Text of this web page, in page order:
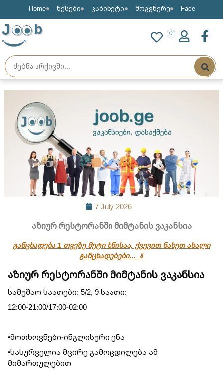
Home წესები კაბინეტი მოგვწერე Face
J b 0
7 July 2026
აზიურ რესტორანში მიმტანის ვაკანსია
განცხადება 1 თვეზე მეტი ხნისაა, ქვევით ნახეთ ახალი
განცხადებები… ⇓
აზიურ რესტორანში მიმტანის ვაკანსია
სამუშაო საათები: 5/2, 9 საათი:
12:00-21:00/17:00-02:00
•მოთხოვნები-ინგლისური ენა
•სასურველია მცირე გამოცდილება ამ
მიმართულებით